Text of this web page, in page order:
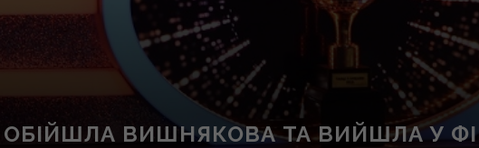
ВИШНЯКОВА ТА ВИЙШЛА У